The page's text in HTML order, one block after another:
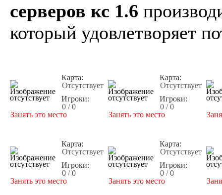
серверов кс 1.6
который удовлетворяет
Карта:
Отсутствует
Игроки:
0 / 0
Занять это место
Карта:
Отсутствует
Игроки:
0 / 0
Занять это место
Карта:
Отсутствует
Игроки:
0 / 0
Занять это место
Карта:
Отсутствует
Игроки:
0 / 0
Занять это место